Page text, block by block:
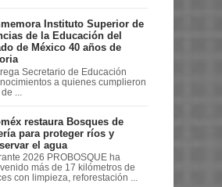
Instituto Superior de
de la Educación del
de México 40 años de
Secretario de Educación
a quienes cumplieron
...
restaura Bosques de
para proteger ríos y
el agua
2026 PROBOSQUE ha
más de 17 kilómetros de
con limpieza, reforestación ...